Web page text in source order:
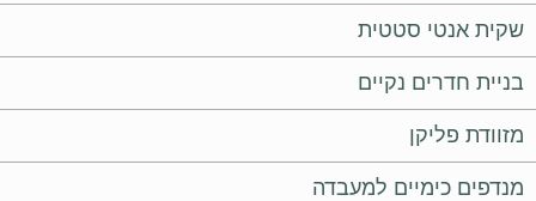
שקית אנטי סטטית
בניית חדרים נקיים
מזוודת פליקן
מנדפים כימיים למעבדה